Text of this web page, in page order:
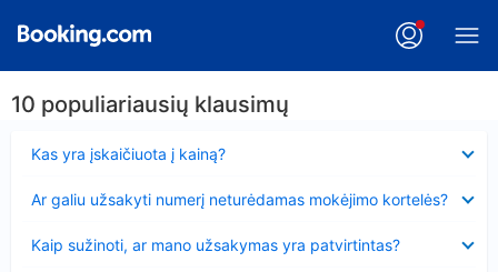
10 populiariausių klausimų
Kas yra įskaičiuota į kainą?
Ar galiu užsakyti numerį neturėdamas mokėjimo kortelės?
Kaip sužinoti, ar mano užsakymas yra patvirtintas?